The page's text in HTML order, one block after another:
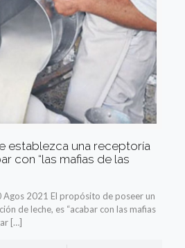
establezca una receptoría
con “las mafias de las
2021 El propósito de poseer un
de leche, es “acabar con las mafias
[…]